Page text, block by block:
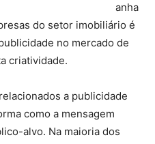
anha
do setor imobiliário é
no mercado de
criatividade.
a publicidade
como a mensagem
alvo. Na maioria dos